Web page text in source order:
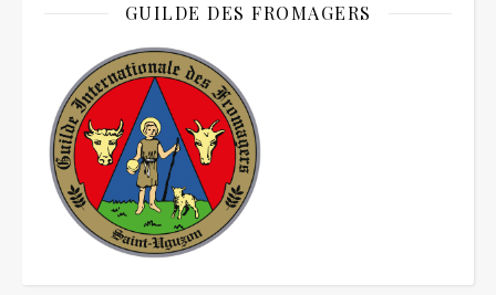
GUILDE DES FROMAGERS